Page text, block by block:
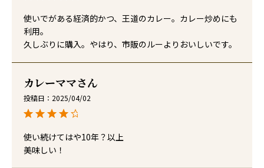
使いでがある経済的かつ、王道のカレー。カレー炒めにも
利用。
久しぶりに購入。やはり、市販のルーよりおいしいです。
カレーママ
投稿日 2025/04/02
使い続けてはや10年？以上
美味しい！